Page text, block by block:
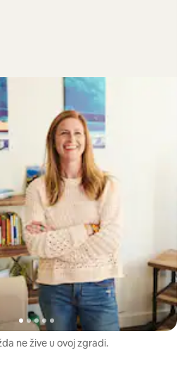
ne žive u ovoj zgradi.